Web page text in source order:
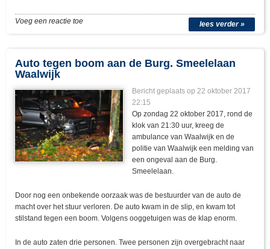
lees verder »
Voeg een reactie toe
Auto tegen boom aan de Burg. Smeelelaan
Waalwijk
Bericht geplaats op 22 oktober 2017
22:15
Op zondag 22 oktober 2017, rond de
klok van 21:30 uur, kreeg de
ambulance van Waalwijk en de
politie van Waalwijk een melding van
een ongeval aan de Burg.
Smeelelaan.
Door nog een onbekende oorzaak was de bestuurder van de auto de
macht over het stuur verloren. De auto kwam in de slip, en kwam tot
stilstand tegen een boom. Volgens ooggetuigen was de klap enorm.
In de auto zaten drie personen. Twee personen zijn overgebracht naar